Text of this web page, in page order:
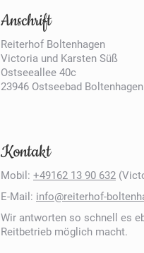
Anschrift
Reiterhof Boltenhagen
Victoria und Karsten Süß
Ostseeallee 40c
23946 Ostseebad Boltenhagen
Kontakt
Mobil: +49162 13 90 632
E-Mail: info@reiterhof-
Wir antworten so schnell es
Reitbetrieb möglich macht.